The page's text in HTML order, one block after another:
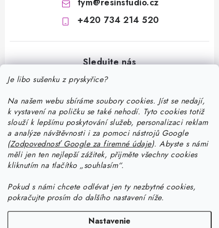
Je libo sušenku z pryskyřice?
Na našem webu sbíráme soubory cookies. Jíst se nedají,
k vystavení na poličku se také nehodí. Tyto cookies totiž
slouží k lepšímu poskytování služeb, personalizaci reklam
a analýze návštěvnosti i za pomoci nástrojů Google
(Zodpovednosť Google za firemné údaje). Abyste s námi
měli jen ten nejlepší zážitek, přijměte všechny cookies
kliknutím na tlačítko „souhlasím“.
Pokud s námi chcete odlévat jen ty nezbytné cookies,
pokračujte prosím do dalšího nastavení níže.
Nastavenie
tym@resinstudio.cz
+420 734 214 520
Informace pro vás
Doprava a platba
Stav objednávky
Ako pracovať so živicou
Začnite tvoriť so živicou: stiahnite si zadarmo e-book pre
začiatočníkov
Ako dlho tvrdne živica a ako urýchliť tvrdnutie živice?
Návody na výrobky zo živice
Začnite tvoriť so živicou: stiahnite si zadarmo e-book pre